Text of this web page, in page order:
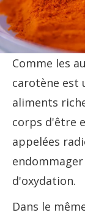
Comme les
carotène est
aliments
corps d'être
appelées
d'oxydation.
Dans le